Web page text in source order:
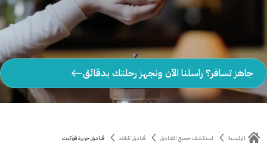
جاهز تسافر؟ راسلنا الآن ونجهز رحلتك بدقائق
الرئيسية استكشف جميع الفنادق فنادق تايلاند فنادق جزيرة فوكيت